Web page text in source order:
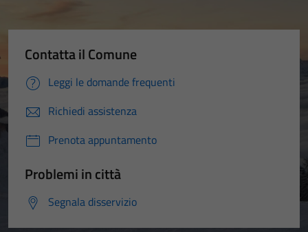
Contatta il Comune
Leggi le domande frequenti
Richiedi assistenza
Prenota appuntamento
Problemi in città
Segnala disservizio